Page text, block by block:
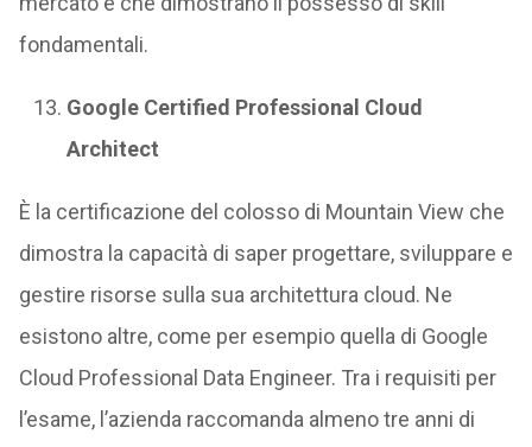
fondamentali.
Google Certified Professional Cloud
Architect
È la certificazione del colosso di Mountain View che
dimostra la capacità di saper progettare, sviluppare e
gestire risorse sulla sua architettura cloud. Ne
esistono altre, come per esempio quella di Google
Cloud Professional Data Engineer. Tra i requisiti per
l’esame, l’azienda raccomanda almeno tre anni di